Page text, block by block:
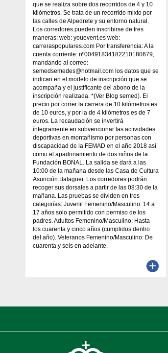
que se realiza sobre dos recorridos de 4 y 10
kilómetros. Se trata de un recorrido mixto por
las calles de Alpedrete y su entorno natural.
Los corredores pueden inscribirse de tres
maneras: web: youevent.es web:
carreraspopulares.com Por transferencia: A la
cuenta corriente: nº00491834182210180679,
mandando al correo:
semedsemedes@hotmail.com los datos que se
indican en el modelo de inscripción que se
acompaña y el justificante del abono de la
inscripción realizada. *(Ver Blog semed). El
precio por correr la carrera de 10 kilómetros es
de 10 euros, y por la de 4 kilómetros es de 7
euros. La recaudación se invertirá
íntegramente en subvencionar las actividades
deportivas en montañismo por personas con
discapacidad de la FEMAD en el año 2018 así
como el apadrinamiento de dos niños de la
Fundación BONAL. La salida se dará a las
10:00 de la mañana desde las Casa de Cultura
Asunción Balaguer. Los corredores podrán
recoger sus dorsales a partir de las 08:30 de la
mañana. Las pruebas se dividen en tres
categorías: Juvenil Femenino/Masculino: 14 a
17 años solo permitido con permiso de los
padres. Adultos Femenino/Masculino: Hasta
los cuarenta y cinco años (cumplidos dentro
del año). Veteranos Femenino/Masculino: De
cuarenta y seis en adelante.
+